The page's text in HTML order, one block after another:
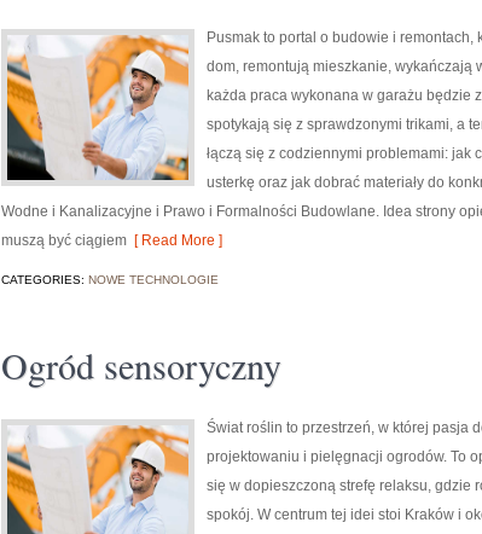
Pusmak to portal o budowie i remontach,
dom, remontują mieszkanie, wykańczają
każda praca wykonana w garażu będzie
spotykają się z sprawdzonymi trikami, a
łączą się z codziennymi problemami: jak
usterkę oraz jak dobrać materiały do
Wodne i Kanalizacyjne i Prawo i Formalności Budowlane. Idea strony
muszą być ciągiem [ Read More ]
CATEGORIES: NOWE TECHNOLOGIE
Ogród sensoryczny
Świat roślin to przestrzeń, w której pasja
projektowaniu i pielęgnacji ogrodów. To
się w dopieszczoną strefę relaksu, gdzie
spokój. W centrum tej idei stoi Kraków i